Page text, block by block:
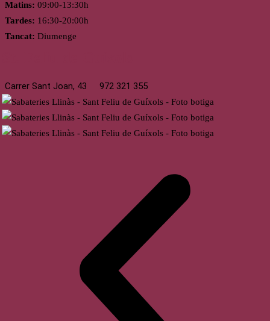
Matins: 09:00-13:30h
Tardes: 16:30-20:00h
Tancat: Diumenge
Carrer Sant Joan, 43 972 321 355